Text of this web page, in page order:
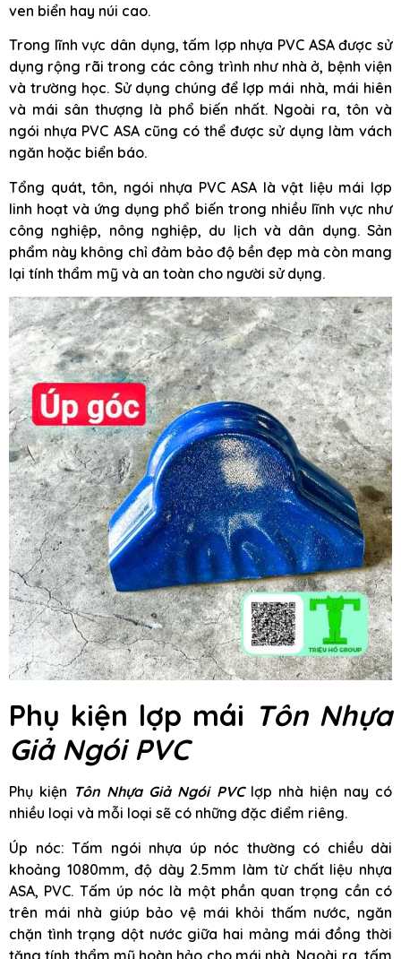
ven biển hay núi cao.
Trong lĩnh vực dân dụng, tấm lợp nhựa PVC ASA được sử
dụng rộng rãi trong các công trình như nhà ở, bệnh viện
và trường học. Sử dụng chúng để lợp mái nhà, mái hiên
và mái sân thượng là phổ biến nhất. Ngoài ra, tôn và
ngói nhựa PVC ASA cũng có thể được sử dụng làm vách
ngăn hoặc biển báo.
Tổng quát, tôn, ngói nhựa PVC ASA là vật liệu mái lợp
linh hoạt và ứng dụng phổ biến trong nhiều lĩnh vực như
công nghiệp, nông nghiệp, du lịch và dân dụng. Sản
phẩm này không chỉ đảm bảo độ bền đẹp mà còn mang
lại tính thẩm mỹ và an toàn cho người sử dụng.
Phụ kiện lợp mái Tôn Nhựa
Giả Ngói PVC
Phụ kiện Tôn Nhựa Giả Ngói PVClợp nhà hiện nay có
nhiều loại và mỗi loại sẽ có những đặc điểm riêng.
Úp nóc: Tấm ngói nhựa úp nóc thường có chiều dài
khoảng 1080mm, độ dày 2.5mm làm từ chất liệu nhựa
ASA, PVC. Tấm úp nóc là một phần quan trọng cần có
trên mái nhà giúp bảo vệ mái khỏi thấm nước, ngăn
chặn tình trạng dột nước giữa hai mảng mái đồng thời
tăng tính thẩm mỹ hoàn hảo cho mái nhà. Ngoài ra, tấm